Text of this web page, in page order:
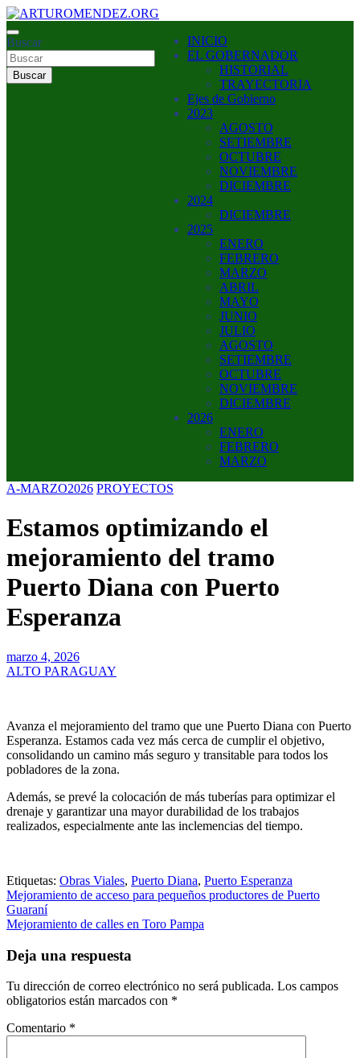
Saltar
al
contenido
ARTUROMENDEZ.ORG
ARTURO MENDEZ GOBERNADOR 2023
Buscar
Buscar
INICIO
EL GOBERNADOR
HISTORIAL
TRAYECTORIA
Ejes de Gobierno
2023
AGOSTO
SETIEMBRE
OCTUBRE
NOVIEMBRE
DICIEMBRE
2024
DICIEMBRE
2025
ENERO
FEBRERO
MARZO
ABRIL
MAYO
JUNIO
JULIO
AGOSTO
SETIEMBRE
OCTUBRE
NOVIEMBRE
DICIEMBRE
2026
ENERO
FEBRERO
MARZO
A-MARZO2026 PROYECTOS
Estamos optimizando el
mejoramiento del tramo
Puerto Diana con Puerto
Esperanza
marzo 4, 2026
ALTO PARAGUAY
Avanza el mejoramiento del tramo que une Puerto Diana con Puerto
Esperanza. Estamos cada vez más cerca de cumplir el objetivo,
consolidando un camino más seguro y transitable para todos los
pobladores de la zona.
Además, se prevé la colocación de más tuberías para optimizar el
drenaje y garantizar una mayor durabilidad de los trabajos
realizados, especialmente ante las inclemencias del tiempo.
Etiquetas: Obras Viales, Puerto Diana, Puerto Esperanza
Navegación
de
Mejoramiento de acceso para pequeños productores de Puerto
Guaraní
Mejoramiento de calles en Toro Pampa
Deja una respuesta
Tu dirección de correo electrónico no será publicada. Los campos
obligatorios están marcados con *
Comentario *